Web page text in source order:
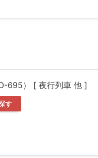
695） [ 夜行列車 他 ]
す